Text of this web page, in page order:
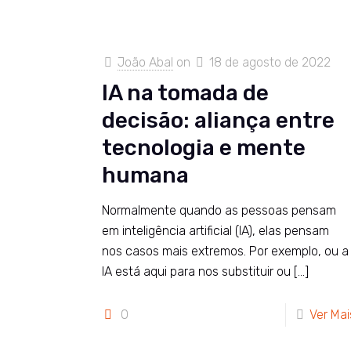
João Abal on 18 de agosto de 2022
IA na tomada de
decisão: aliança entre
tecnologia e mente
humana
Normalmente quando as pessoas pensam
em inteligência artificial (IA), elas pensam
nos casos mais extremos. Por exemplo, ou a
IA está aqui para nos substituir ou […]
0 Ver